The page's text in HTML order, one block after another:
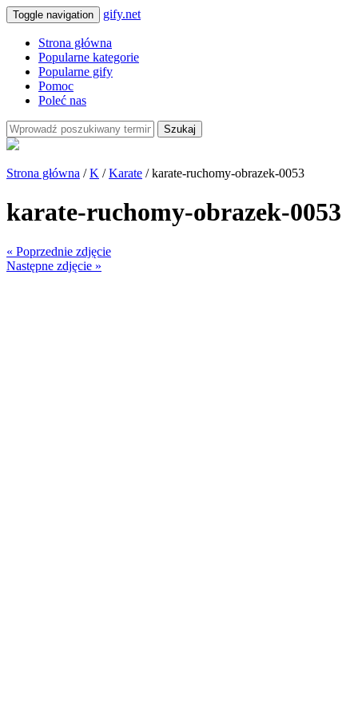
Toggle navigation gify.net
Strona główna
Popularne kategorie
Popularne gify
Pomoc
Poleć nas
Szukaj
Strona główna /K /Karate / karate-ruchomy-obrazek-0053
karate-ruchomy-obrazek-0053
« Poprzednie zdjęcie
Następne zdjęcie »